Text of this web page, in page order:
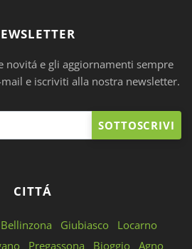
novitá e gli aggiornamenti sempre
e iscriviti alla nostra newsletter.
SOTTOSCRIVI
CITTÁ
Bellinzona Giubiasco
Locarno
Pregassona Bioggio Agno